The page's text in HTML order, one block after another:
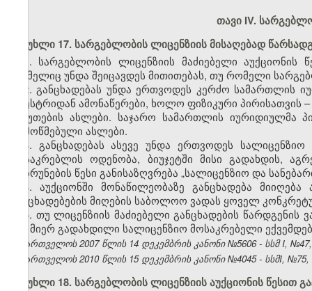
თავი IV.
მუხლი 17. სარგებლობის ლიცენზიის მისაღებად
1. სარგებლობის ლიცენზიის მაძიებელი აუქციონის
რომელიც უნდა შეიცავდეს მითითებას, თუ რომელი
2. განცხადებას უნდა ერთვოდეს კერძო სამართლის
რეესტრიდან ამონაწერები, ხოლო ფიზიკური
საბუთების ასლები. საჯარო სამართლის იურიდიულმა
დამოწმებული ასლები.
3. განცხადებას ასევე უნდა ერთვოდეს
მოსაკრებლის ოდენობა, ბიუჯეტში მისი გადახდის,
დაბრუნების წესი განისაზღვრება „სალიცენზიო და
4. აუქციონში მონაწილეობაზე განცხადება
განცხადებების მიღების საბოლოო ვადას ყოველ
5. თუ ლიცენზიის მაძიებელი განცხადების
მის მიერ გადახდილი სალიცენზიო მოსაკრებელი
საქართველოს 2007 წლის 14 დეკემბრის კანონი №5606 - სსმ I, №47,
საქართველოს 2010 წლის 15 დეკემბრის კანონი №4045 - სსმI, №75,
მუხლი 18. სარგებლობის ლიცენზიის აუქციონის წესით